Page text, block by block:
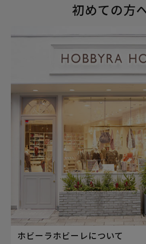
初めての方
ホビーラホビーレについて